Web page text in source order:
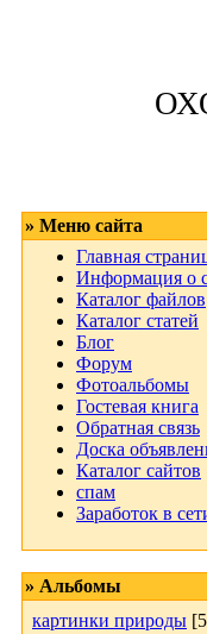
» Меню сайта
Главная
Информация о
Каталог файлов
Каталог статей
Блог
Форум
Фотоальбомы
Гостевая книга
Обратная связь
Доска
Каталог сайтов
спам
Заработок в
» Альбомы
картинки природы